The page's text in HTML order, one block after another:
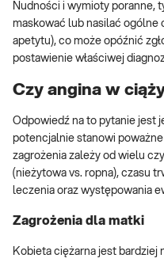
Nudności i wymioty poranne,
maskować lub nasilać ogólne
apetytu), co może opóźnić
postawienie właściwej
Czy angina w
Odpowiedź na to pytanie jest
potencjalnie stanowi
zagrożenia zależy od wielu
(nieżytowa vs. ropna), czasu
leczenia oraz występowania
Zagrożenia dla matki
Kobieta ciężarna jest bardziej